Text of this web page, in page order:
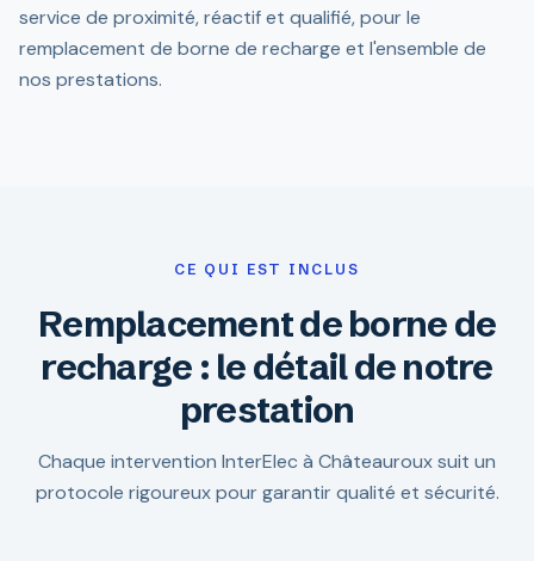
service de proximité, réactif et qualifié, pour le
remplacement de borne de recharge et l'ensemble de
nos prestations.
CE QUI EST INCLUS
Remplacement de borne de
recharge : le détail de notre
prestation
Chaque intervention InterElec à Châteauroux suit un
protocole rigoureux pour garantir qualité et sécurité.